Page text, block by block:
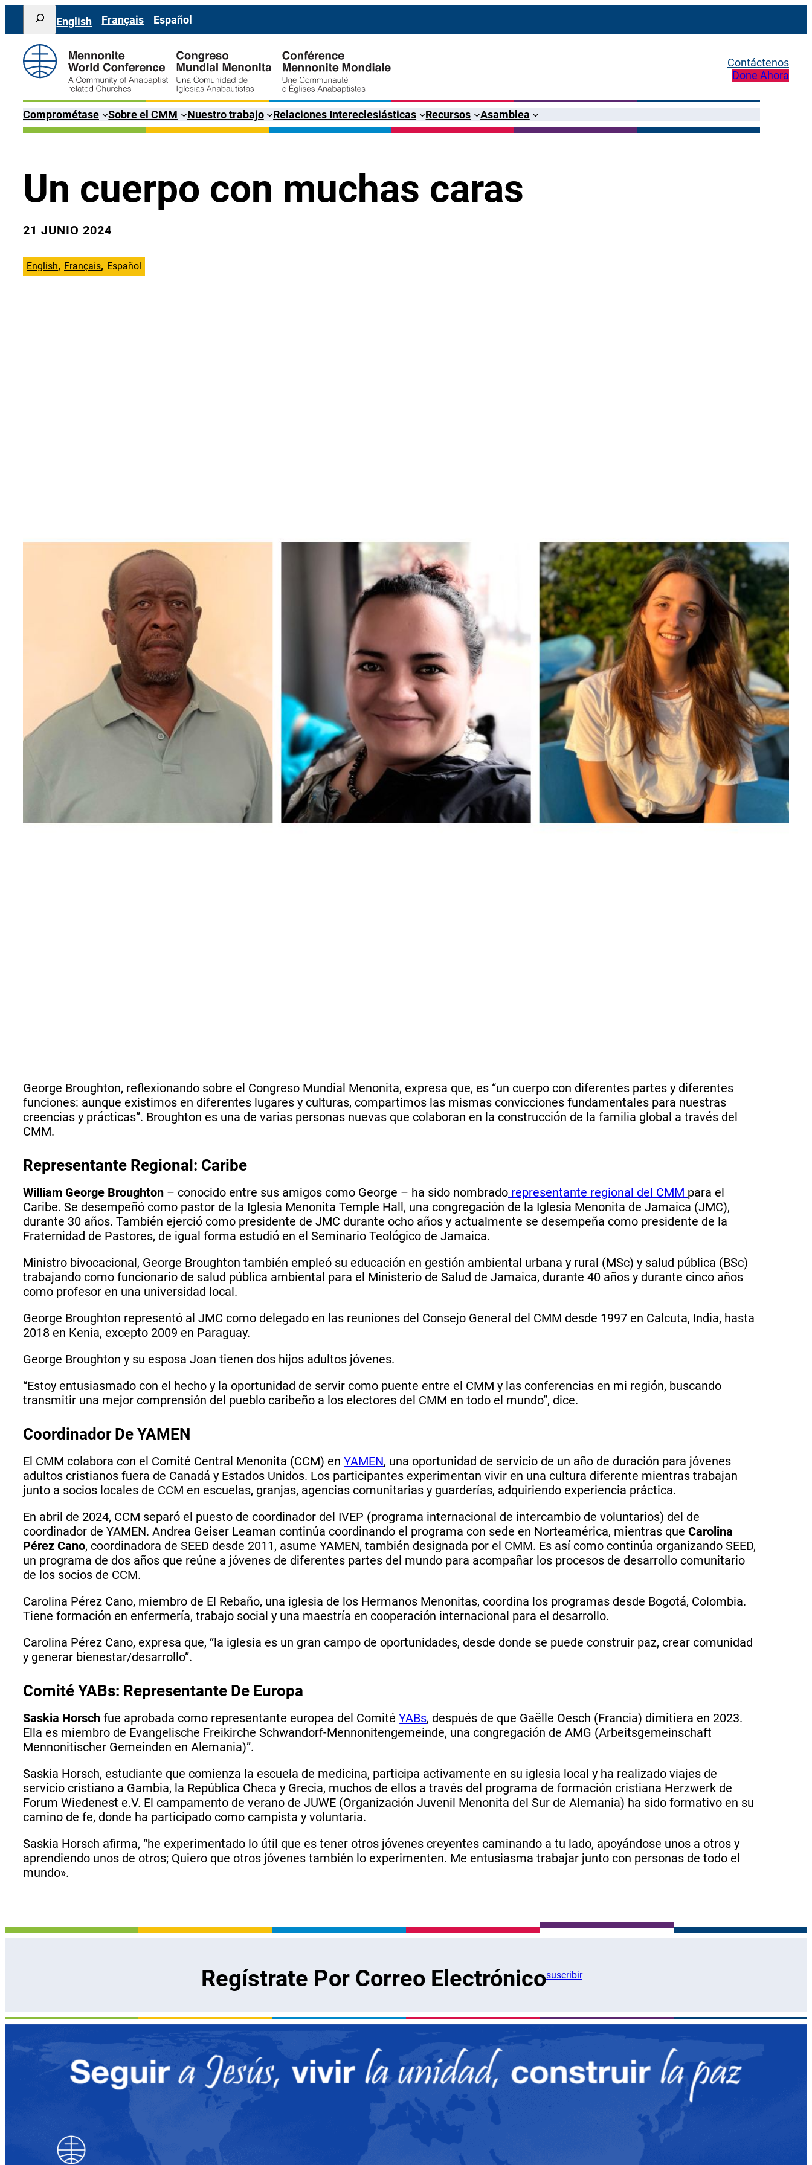
Saltar
contenido
Search
English Français Español
Contáctenos
Done Ahora
Comprométase Sobre el CMM Nuestro trabajo Relaciones Intereclesiásticas Recursos Asamblea
Un cuerpo con muchas caras
21 JUNIO 2024
English Français Español
George Broughton, reflexionando sobre el Congreso Mundial Menonita, expresa que, es “un cuerpo con diferentes partes y diferentes
funciones: aunque existimos en diferentes lugares y culturas, compartimos las mismas convicciones fundamentales para nuestras
creencias y prácticas”. Broughton es una de varias personas nuevas que colaboran en la construcción de la familia global a través del
CMM.
Representante Regional: Caribe
William George Broughton – conocido entre sus amigos como George – ha sido nombrado representante regional del CMM para el
Caribe. Se desempeñó como pastor de la Iglesia Menonita Temple Hall, una congregación de la Iglesia Menonita de Jamaica (JMC),
durante 30 años. También ejerció como presidente de JMC durante ocho años y actualmente se desempeña como presidente de la
Fraternidad de Pastores, de igual forma estudió en el Seminario Teológico de Jamaica.
Ministro bivocacional, George Broughton también empleó su educación en gestión ambiental urbana y rural (MSc) y salud pública (BSc)
trabajando como funcionario de salud pública ambiental para el Ministerio de Salud de Jamaica, durante 40 años y durante cinco años
como profesor en una universidad local.
George Broughton representó al JMC como delegado en las reuniones del Consejo General del CMM desde 1997 en Calcuta, India, hasta
2018 en Kenia, excepto 2009 en Paraguay.
George Broughton y su esposa Joan tienen dos hijos adultos jóvenes.
“Estoy entusiasmado con el hecho y la oportunidad de servir como puente entre el CMM y las conferencias en mi región, buscando
transmitir una mejor comprensión del pueblo caribeño a los electores del CMM en todo el mundo”, dice.
Coordinador De YAMEN
El CMM colabora con el Comité Central Menonita (CCM) en YAMEN, una oportunidad de servicio de un año de duración para jóvenes
adultos cristianos fuera de Canadá y Estados Unidos. Los participantes experimentan vivir en una cultura diferente mientras trabajan
junto a socios locales de CCM en escuelas, granjas, agencias comunitarias y guarderías, adquiriendo experiencia práctica.
En abril de 2024, CCM separó el puesto de coordinador del IVEP (programa internacional de intercambio de voluntarios) del de
coordinador de YAMEN. Andrea Geiser Leaman continúa coordinando el programa con sede en Norteamérica, mientras que Carolina
Pérez Cano, coordinadora de SEED desde 2011, asume YAMEN, también designada por el CMM. Es así como continúa organizando SEED,
un programa de dos años que reúne a jóvenes de diferentes partes del mundo para acompañar los procesos de desarrollo comunitario
de los socios de CCM.
Carolina Pérez Cano, miembro de El Rebaño, una iglesia de los Hermanos Menonitas, coordina los programas desde Bogotá, Colombia.
Tiene formación en enfermería, trabajo social y una maestría en cooperación internacional para el desarrollo.
Carolina Pérez Cano, expresa que, “la iglesia es un gran campo de oportunidades, desde donde se puede construir paz, crear comunidad
y generar bienestar/desarrollo”.
Comité YABs: Representante De Europa
Saskia Horsch fue aprobada como representante europea del Comité YABs, después de que Gaëlle Oesch (Francia) dimitiera en 2023.
Ella es miembro de Evangelische Freikirche Schwandorf-Mennonitengemeinde, una congregación de AMG (Arbeitsgemeinschaft
Mennonitischer Gemeinden en Alemania)”.
Saskia Horsch, estudiante que comienza la escuela de medicina, participa activamente en su iglesia local y ha realizado viajes de
servicio cristiano a Gambia, la República Checa y Grecia, muchos de ellos a través del programa de formación cristiana Herzwerk de
Forum Wiedenest e.V. El campamento de verano de JUWE (Organización Juvenil Menonita del Sur de Alemania) ha sido formativo en su
camino de fe, donde ha participado como campista y voluntaria.
Saskia Horsch afirma, “he experimentado lo útil que es tener otros jóvenes creyentes caminando a tu lado, apoyándose unos a otros y
aprendiendo unos de otros; Quiero que otros jóvenes también lo experimenten. Me entusiasma trabajar junto con personas de todo el
mundo».
Regístrate Por Correo Electrónicosuscribir